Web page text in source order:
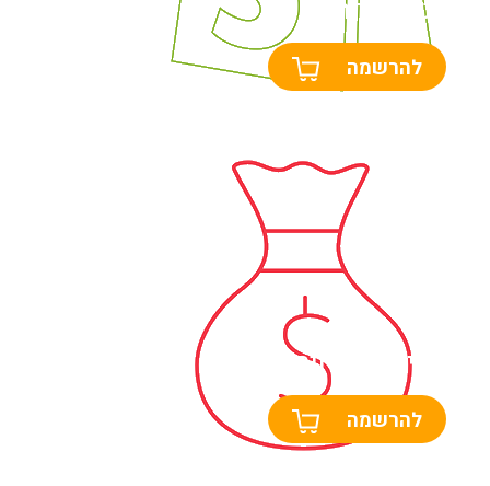
בניית אתר שופיפיי
להרשמה
בניית חנות וירטואלית
להרשמה